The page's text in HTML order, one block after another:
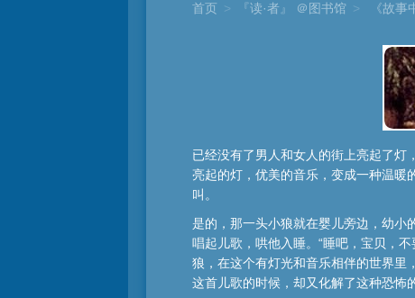
首页 > 『读·者』 ＠图书馆 > 《故事
已经没有了男人和女人的街上亮起了灯
亮起的灯，优美的音乐，变成一种温暖
叫。
是的，那一头小狼就在婴儿旁边，幼小
唱起儿歌，哄他入睡。“睡吧，宝贝，
狼，在这个有灯光和音乐相伴的世界里
这首儿歌的时候，却又化解了这种恐怖